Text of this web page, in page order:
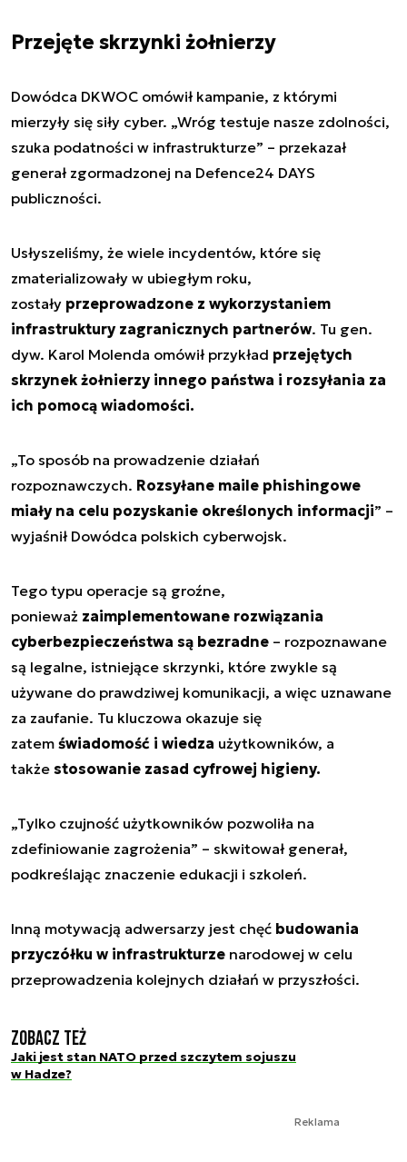
Przejęte skrzynki żołnierzy
Dowódca DKWOC omówił kampanie, z którymi
mierzyły się siły cyber. „Wróg testuje nasze zdolności,
szuka podatności w infrastrukturze” – przekazał
generał zgormadzonej na Defence24 DAYS
publiczności.
Usłyszeliśmy, że wiele incydentów, które się
zmaterializowały w ubiegłym roku,
zostały przeprowadzone z wykorzystaniem
infrastruktury zagranicznych partnerów. Tu gen.
dyw. Karol Molenda omówił przykład przejętych
skrzynek żołnierzy innego państwa i rozsyłania za
ich pomocą wiadomości.
„To sposób na prowadzenie działań
rozpoznawczych. Rozsyłane maile phishingowe
miały na celu pozyskanie określonych informacji” –
wyjaśnił Dowódca polskich cyberwojsk.
Tego typu operacje są groźne,
ponieważ zaimplementowane rozwiązania
cyberbezpieczeństwa są bezradne – rozpoznawane
są legalne, istniejące skrzynki, które zwykle są
używane do prawdziwej komunikacji, a więc uznawane
za zaufanie. Tu kluczowa okazuje się
zatem świadomość i wiedza użytkowników, a
także stosowanie zasad cyfrowej higieny.
„Tylko czujność użytkowników pozwoliła na
zdefiniowanie zagrożenia” – skwitował generał,
podkreślając znaczenie edukacji i szkoleń.
Inną motywacją adwersarzy jest chęć budowania
przyczółku w infrastrukturze narodowej w celu
przeprowadzenia kolejnych działań w przyszłości.
Zobacz też
Jaki jest stan NATO przed szczytem sojuszu
w Hadze?
Reklama